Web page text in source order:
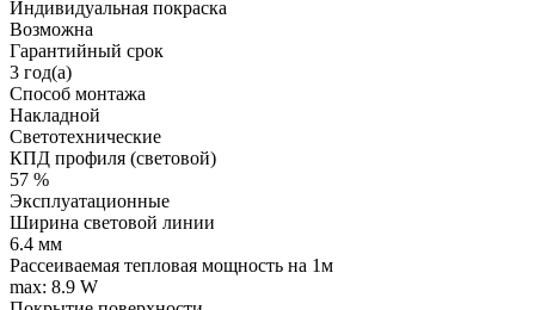
Индивидуальная покраска
Возможна
Гарантийный срок
3 год(а)
Способ монтажа
Накладной
Светотехнические
КПД профиля (cветовой)
57 %
Эксплуатационные
Ширина световой линии
6.4 мм
Рассеиваемая тепловая мощность на 1м
max: 8.9 W